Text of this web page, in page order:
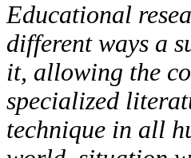
Educational
different ways a
it, allowing the
specialized
technique in all